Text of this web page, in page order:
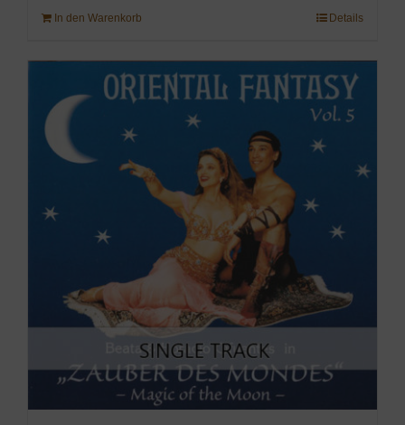
In den Warenkorb Details